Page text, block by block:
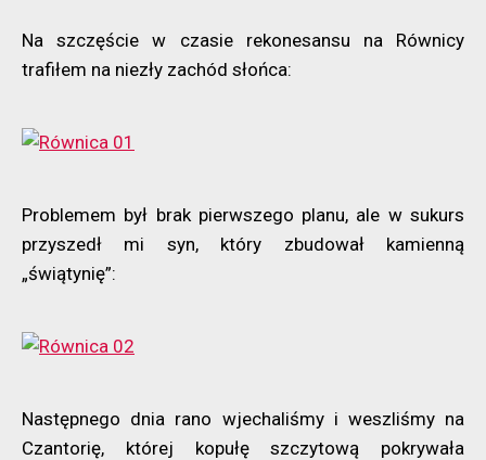
Na szczęście w czasie rekonesansu na Równicy
trafiłem na niezły zachód słońca:
Problemem był brak pierwszego planu, ale w sukurs
przyszedł mi syn, który zbudował kamienną
„świątynię”:
Następnego dnia rano wjechaliśmy i weszliśmy na
Czantorię, której kopułę szczytową pokrywała